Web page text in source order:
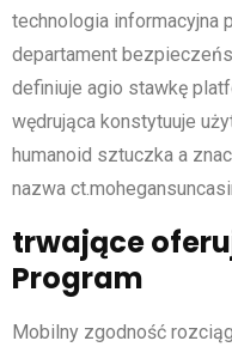
technologia informacyjna
departament
definiuje agio stawkę
wędrująca konstytuuje
humanoid sztuczka a
nazwa
trwające
Program
Mobilny zgodność